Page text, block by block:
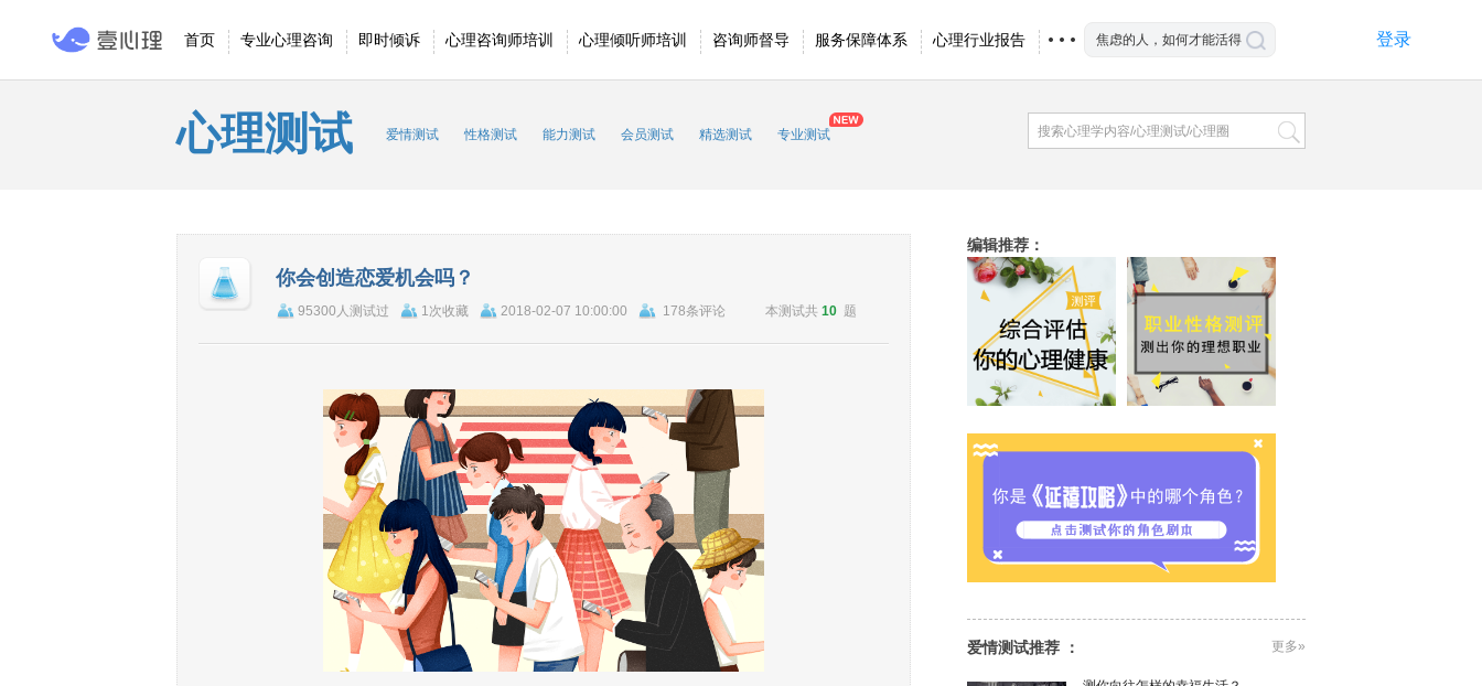
首页 专业心理咨询 即时倾诉 心理咨询师培训 心理倾听师培训 咨询师督导 服务保障体系 心理行业报告 登录
心理测试 爱情测试 性格测试 能力测试 会员测试 精选测试 专业测试
你会创造恋爱机会吗？
95300人测试过 1次收藏 2018-02-07 10:00:00 178条评论 本测试共 10 题
编辑推荐：
爱情测试推荐 ： 更多»